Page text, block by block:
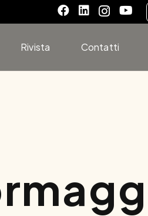
Rivista Contatti